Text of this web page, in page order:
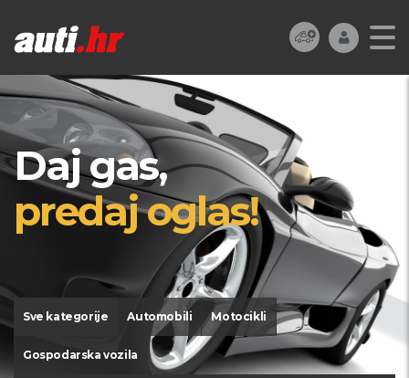
Daj gas,
predaj oglas!
Sve kategorije Automobili Motocikli
Gospodarska vozila